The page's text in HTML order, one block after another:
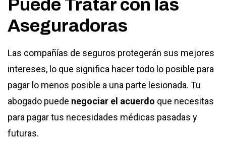
Puede Tratar con las
Aseguradoras
Las compañías de seguros protegerán sus mejores
intereses, lo que significa hacer todo lo posible para
pagar lo menos posible a una parte lesionada. Tu
abogado puede negociar el acuerdo que necesitas
para pagar tus necesidades médicas pasadas y
futuras.